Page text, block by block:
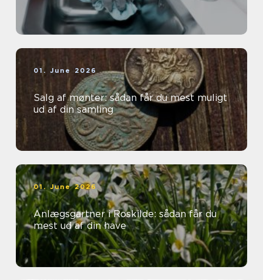
01. June 2026
Salg af mønter: sådan får du mest muligt
ud af din samling
01. June 2026
Anlægsgartner i Roskilde: sådan får du
mest ud af din have